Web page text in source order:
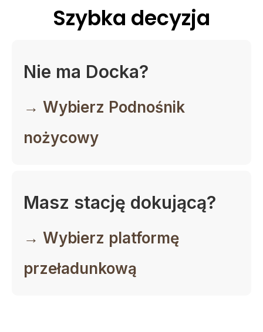
Szybka decyzja
Nie ma Docka?
→ Wybierz Podnośnik
nożycowy
Masz stację dokującą?
→ Wybierz platformę
przeładunkową